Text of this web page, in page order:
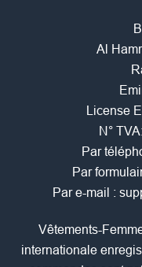
Al
License
N°
Par
Par
Par e-mail :
Vêtements-
internationale